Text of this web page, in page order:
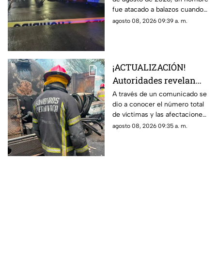
estado de salud?
fue atacado a balazos cuando
salía de una iglesia. Los hechos
agosto 08, 2026 09:39 a. m.
¡ACTUALIZACIÓN!
Autoridades revelan
nueva información tras
la explosión de la pipa
de gas LP en
Cuernavaca
A través de un comunicado se
dio a conocer el número total
de víctimas y las afectaciones
tras el siniestro.
agosto 08, 2026 09:35 a. m.